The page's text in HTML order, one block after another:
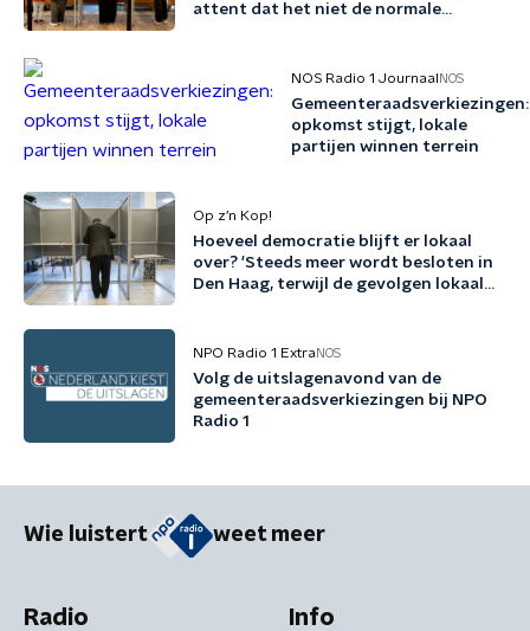
attent dat het niet de normale
NOS Radio 1 Journaal NOS
Gemeenteraadsverkiezingen:
opkomst stijgt, lokale
partijen winnen terrein
Op z’n Kop!
Hoeveel democratie blijft er lokaal
over? 'Steeds meer wordt besloten in
Den Haag, terwijl de gevolgen lokaal
NPO Radio 1 Extra NOS
Volg de uitslagenavond van de
gemeenteraadsverkiezingen bij NPO
Radio 1
Wie luistert weet meer
Radio Info